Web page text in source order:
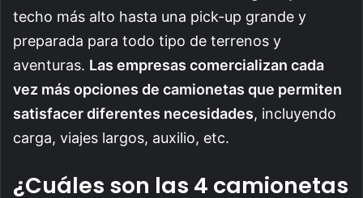
techo más alto hasta una pick-up grande y
preparada para todo tipo de terrenos y
aventuras. Las empresas comercializan cada
vez más opciones de camionetas que permiten
satisfacer diferentes necesidades, incluyendo
carga, viajes largos, auxilio, etc.
¿Cuáles son las 4 camionetas